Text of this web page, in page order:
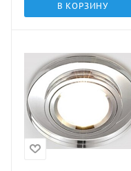
В КОРЗИНУ